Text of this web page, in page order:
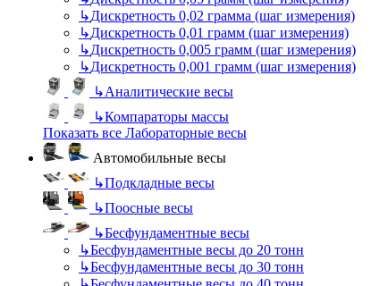
↳Дискретность 0,02 грамма (шаг измерения)
↳Дискретность 0,01 грамм (шаг измерения)
↳Дискретность 0,005 грамм (шаг измерения)
↳Дискретность 0,001 грамм (шаг измерения)
↳Аналитические весы
↳Компараторы массы
Показать все Лабораторные весы
Автомобильные весы
↳Подкладные весы
↳Поосные весы
↳Бесфундаментные весы
↳Бесфундаментные весы до 20 тонн
↳Бесфундаментные весы до 30 тонн